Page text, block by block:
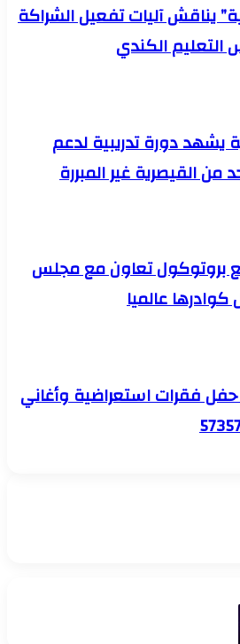
يناقش آليات تفعيل الشراكة
التعليم الكندي
يشهد دورة تدريبية لدعم
من القيصرية غير المبررة
بروتوكول تعاون مع مجلس
كوادرها عالميا
فقرات استعراضية وأغاني